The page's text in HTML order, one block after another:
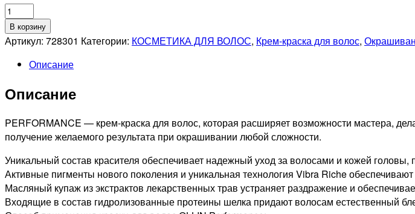
Количество
товара
OLLIN
PERFORMANCE
СТОЙКАЯ
КРАСКА
ДЛЯ
РУСЫЙ
КОРИЧНЕВО-
ФИОЛЕТОВЫЙ,
60мл
В корзину
Артикул: 728301 Категории: КОСМЕТИКА ДЛЯ ВОЛОС, Крем-краска для волос,
Описание
Описание
PERFORMANCE — крем-краска для волос, которая расширяет возможности мастера,
получение желаемого результата при окрашивании любой сложности.
Уникальный состав красителя обеспечивает надежный уход за волосами и кожей
Активные пигменты нового поколения и уникальная технология Vibra Riche
Масляный купаж из экстрактов лекарственных трав устраняет раздражение и
Входящие в состав гидролизованные протеины шелка придают волосам естественный